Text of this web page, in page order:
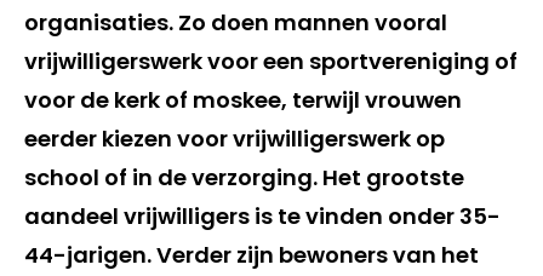
organisaties. Zo doen mannen vooral
vrijwilligerswerk voor een sportvereniging of
voor de kerk of moskee, terwijl vrouwen
eerder kiezen voor vrijwilligerswerk op
school of in de verzorging. Het grootste
aandeel vrijwilligers is te vinden onder 35-
44-jarigen. Verder zijn bewoners van het